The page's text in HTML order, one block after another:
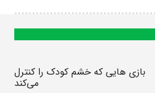
بازی هایی که خشم کودک را کنترل
می‌کند